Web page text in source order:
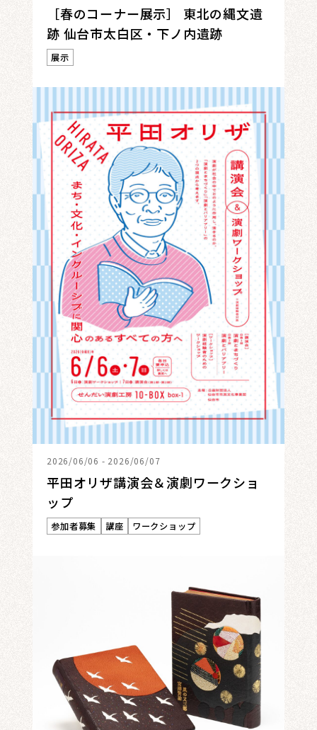
［春のコーナー展示］ 東北の縄文遺
跡 仙台市太白区・下ノ内遺跡
展示
2026/06/06 - 2026/06/07
平田オリザ講演会＆演劇ワークショ
ップ
参加者募集 講座 ワークショップ